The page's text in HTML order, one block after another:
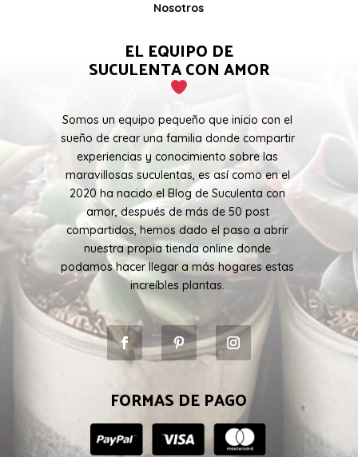
Nosotros
EL EQUIPO DE
SUCULENTA CON AMOR
Somos un equipo pequeño que inicio con el
sueño de crear una familia donde compartir
experiencias y conocimiento sobre las
maravillosas suculentas, es así como en el
2020 ha nacido el Blog de Suculenta con
amor, después de más de 50 post
compartidos, hemos dado el paso a abrir
nuestra propia tienda online donde
podamos hacer llegar a más hogares estas
increíbles plantas.
FORMAS DE PAGO